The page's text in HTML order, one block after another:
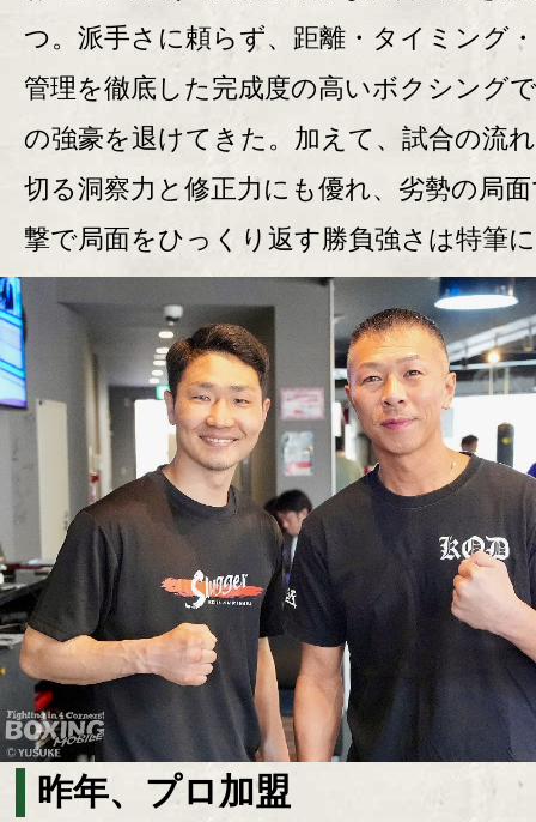
つ。派手さに頼らず、距離・タイミング
管理を徹底した完成度の高いボクシング
の強豪を退けてきた。加えて、試合の流
切る洞察力と修正力にも優れ、劣勢の局
撃で局面をひっくり返す勝負強さは特筆
昨年、プロ加盟